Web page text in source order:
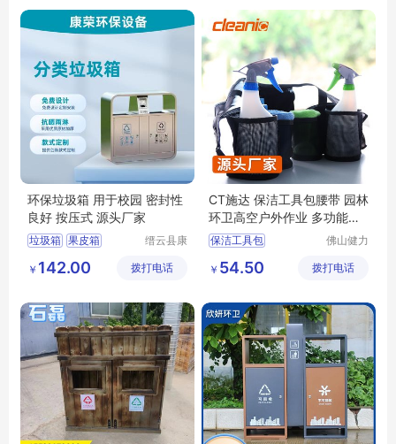
不锈钢垃圾桶价格表
环保垃圾箱 用于校园 密封性
良好 按压式 源头厂家
垃圾箱 果皮箱
分类垃圾箱
缙云县康
备有限公
￥ 142.00 拨打电话
CT施达 保洁工具包腰带 园林
环卫高空户外作业 多功能维
修清洁帆布包
保洁工具包
户外作业包
佛山健力
有限公司
￥ 54.50 拨打电话